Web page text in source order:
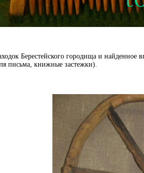
Берестейского городища и
письма, книжные застежки).